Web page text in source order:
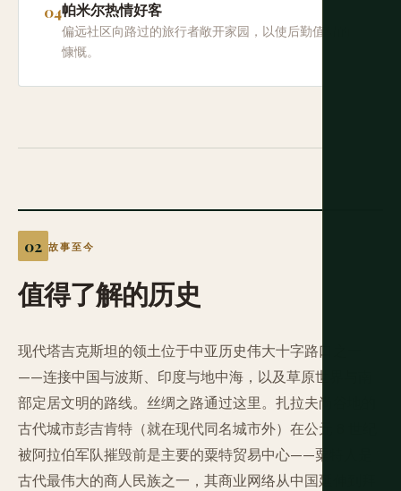
帕米尔热情好客
偏远社区向路过的旅行者敞开家园，以使后勤值得的
慷慨。
故事至今
值得了解的历史
现代塔吉克斯坦的领土位于中亚历史伟大十字路口之一
——连接中国与波斯、印度与地中海，以及草原世界与南
部定居文明的路线。丝绸之路通过这里。扎拉夫尚谷地的
古代城市彭吉肯特（就在现代同名城市外）在公元 8 世纪
被阿拉伯军队摧毁前是主要的粟特贸易中心——粟特人是
古代最伟大的商人民族之一，其商业网络从中国延伸到拜